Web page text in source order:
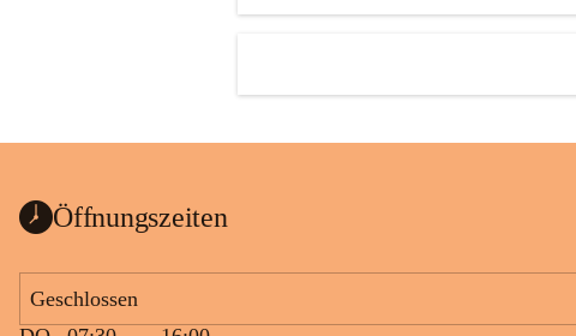
Öffnungszeiten
Geschlossen